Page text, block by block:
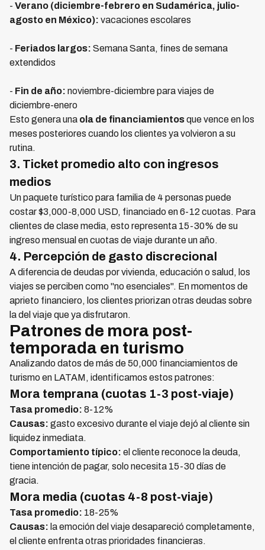
- Verano (diciembre-febrero en Sudamérica, julio-
agosto en México): vacaciones escolares
- Feriados largos: Semana Santa, fines de semana
extendidos
- Fin de año: noviembre-diciembre para viajes de
diciembre-enero
Esto genera una ola de financiamientosque vence en los
meses posteriores cuando los clientes ya volvieron a su
rutina.
3. Ticket promedio alto con ingresos
medios
Un paquete turístico para familia de 4 personas puede
costar $3,000-8,000 USD, financiado en 6-12 cuotas. Para
clientes de clase media, esto representa 15-30% de su
ingreso mensual en cuotas de viaje durante un año.
4. Percepción de gasto discrecional
A diferencia de deudas por vivienda, educación o salud, los
viajes se perciben como "no esenciales". En momentos de
aprieto financiero, los clientes priorizan otras deudas sobre
la del viaje que ya disfrutaron.
Patrones de mora post-
temporada en turismo
Analizando datos de más de 50,000 financiamientos de
turismo en LATAM, identificamos estos patrones:
Mora temprana (cuotas 1-3 post-viaje)
Tasa promedio: 8-12%
Causas: gasto excesivo durante el viaje dejó al cliente sin
liquidez inmediata.
Comportamiento típico: el cliente reconoce la deuda,
tiene intención de pagar, solo necesita 15-30 días de
gracia.
Mora media (cuotas 4-8 post-viaje)
Tasa promedio: 18-25%
Causas: la emoción del viaje desapareció completamente,
el cliente enfrenta otras prioridades financieras.